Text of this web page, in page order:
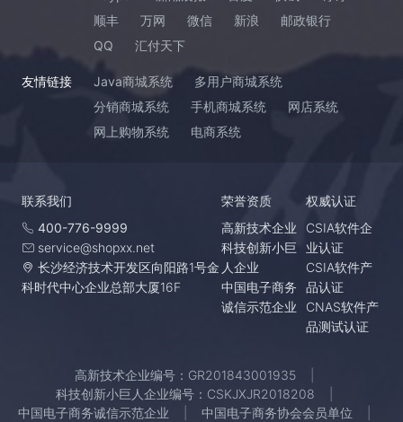
顺丰
万网 微信 新浪
邮政银行
QQ
汇付天下
友情链接 Java商城系统
多用户商城系统
分销商城系统
手机商城系统
网店系统
网上购物系统
电商系统
联系我们
400-776-9999
service@shopxx.net
长沙经济技术开发区向阳路1号金
科时代中心企业总部大厦16F
荣誉资质
高新技术企业
科技创新小巨
人企业
中国电子商务
诚信示范企业
权威认证
CSIA软件企
业认证
CSIA软件产
品认证
CNAS软件产
品测试认证
高新技术企业编号：GR201843001935
科技创新小巨人企业编号：CSKJXJR2018208
中国电子商务诚信示范企业
中国电子商务协会会员单位